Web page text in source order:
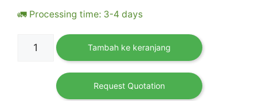
🚛 Processing time: 3-4 days
Kuantitas
D(+)
monohydrate
Tambah ke keranjang
Request Quotation